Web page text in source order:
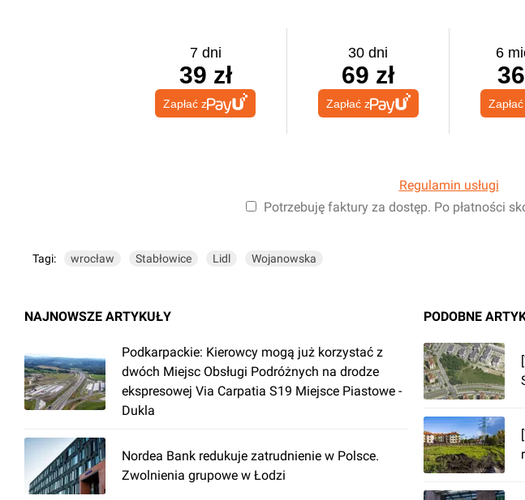
7 dni
39 zł
Zapłać z
30 dni
69 zł
Zapłać z
6
Regulamin usługi
Potrzebuję faktury za dostęp. Po płatności
Tagi: wrocław Stabłowice Lidl Wojanowska
NAJNOWSZE ARTYKUŁY
Podkarpackie: Kierowcy mogą już korzystać z
dwóch Miejsc Obsługi Podróżnych na drodze
ekspresowej Via Carpatia S19 Miejsce Piastowe -
Dukla
Nordea Bank redukuje zatrudnienie w Polsce.
Zwolnienia grupowe w Łodzi
PODOBNE